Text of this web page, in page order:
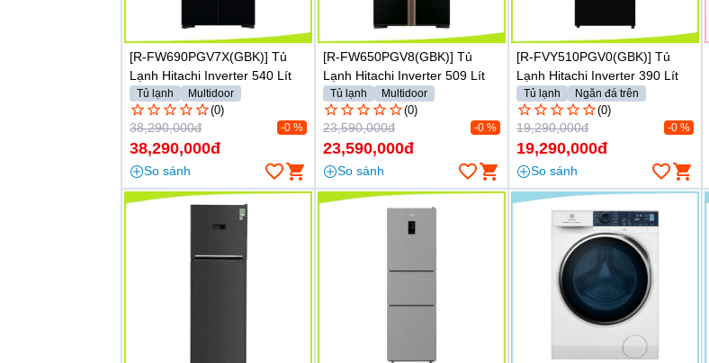
[R-FW690PGV7X(GBK)] Tủ
Lạnh Hitachi Inverter 540 Lít
Tủ lạnh Multidoor
(0)
38,290,000đ -0 %
38,290,000đ
So sánh
[R-FW650PGV8(GBK)] Tủ
Lạnh Hitachi Inverter 509 Lít
Tủ lạnh Multidoor
(0)
23,590,000đ -0 %
23,590,000đ
So sánh
[R-FVY510PGV0(GBK)] Tủ
Lạnh Hitachi Inverter 390 Lít
Tủ lạnh Ngăn đá trên
(0)
19,290,000đ -0 %
19,290,000đ
So sánh